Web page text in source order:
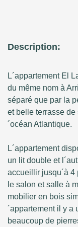
Description:
L´appartement El
du même nom à
séparé que par la
et belle terrasse de
´océan Atlantique.
L´appartement
un lit double et
accueillir jusqu´à
le salon et salle à
mobilier en bois
´appartement il y a
beaucoup de